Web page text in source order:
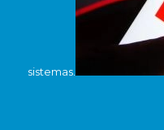
sistemas.